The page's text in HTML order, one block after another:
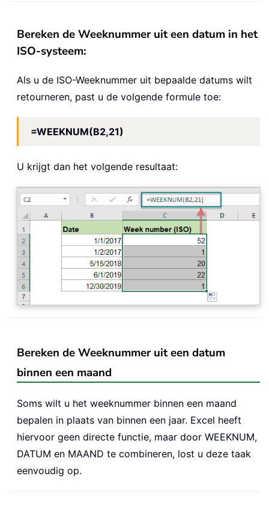
Bereken de Weeknummer uit een datum in het
ISO-systeem:
Als u de ISO-Weeknummer uit bepaalde datums wilt
retourneren, past u de volgende formule toe:
=WEEKNUM(B2,21)
U krijgt dan het volgende resultaat:
Bereken de Weeknummer uit een datum
binnen een maand
Soms wilt u het weeknummer binnen een maand
bepalen in plaats van binnen een jaar. Excel heeft
hiervoor geen directe functie, maar door WEEKNUM,
DATUM en MAAND te combineren, lost u deze taak
eenvoudig op.